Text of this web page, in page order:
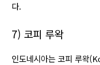
다.
7) 코피 루왁
인도네시아는 코피 루왁